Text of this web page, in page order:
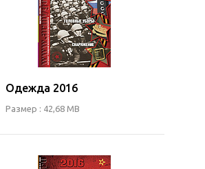
Одежда 2016
Размер : 42,68 MB